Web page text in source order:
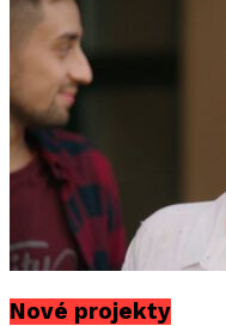
Nové projekty